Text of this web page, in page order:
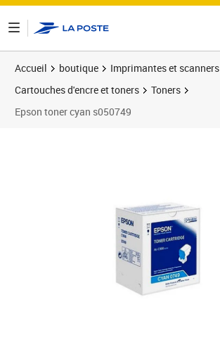
Accueil boutique
Imprimantes et scanners
Cartouches d'encre et toners
Toners
Epson toner cyan s050749